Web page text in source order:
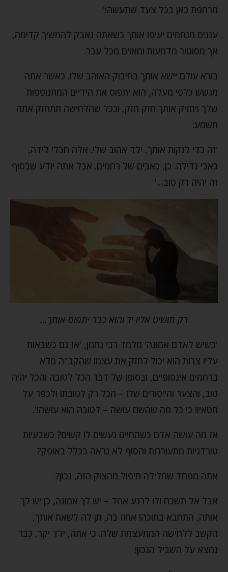
מרחפת כאן בכל צעד שתעשה!'
עננים מנחמים יעיפו אותך כשאתה נאבק להמשיך קדימה,
אך מסונוור מדמעות ומאוים מכל עבר.
בורא עולם יישא אותך בחיבוק האוהב שלו. כאשר אתה
מגשש כלפי מעלה, הוא יתפוס את הידיים המתנופפות
שלך ויחזיק אותך חזק חזק, וככל שהלחישה תתחזק אתה
תשמע:
'זה כדי לנקות אותך, ילד אהוב שלי. אלה חבלי לידה,
כאבי גדילה. כן, כאבים של רחמים. אבל אתה יודע שבסוף
זה יהיה רק טוב…'
רק תושיט אליו יד והוא כבר יתפוס אותך…
'כשיש לאדם אמונה' מלמד רבי נחמן, 'אז גם כשבאות
עליו צרות הוא יכול לחזק את עצמו שהקב"ה מלא
ברחמים אינסופיים, ובסופו של דבר הכל לטובה והכל יהיה
טוב, והצער והייסורים שלו – הכל רק לטובתו ולכפר על
חטאיו! כי כל מה שהשם עושה – לטובה הוא עושה!'.
אז מה עושה אדם כשהחיים נעשים לו קשים? כשבעיות
טורדניות מתעוררות והסוף לא נראה בכלל באופק?
אתה מפחד שחלילה תיפול מהצוק הזה, נכון?
אבל אל תשכח ולו לרגע אחד – יש לך אמונה, כן יש לך
אותה, התחבא בתוכה! אחוז בה, תן לה לשאת אותך,
הקשב ללחישה המתעצמת שלה. כי אתה, ילד יקר, כבר
נמצא על השביל הנכון!